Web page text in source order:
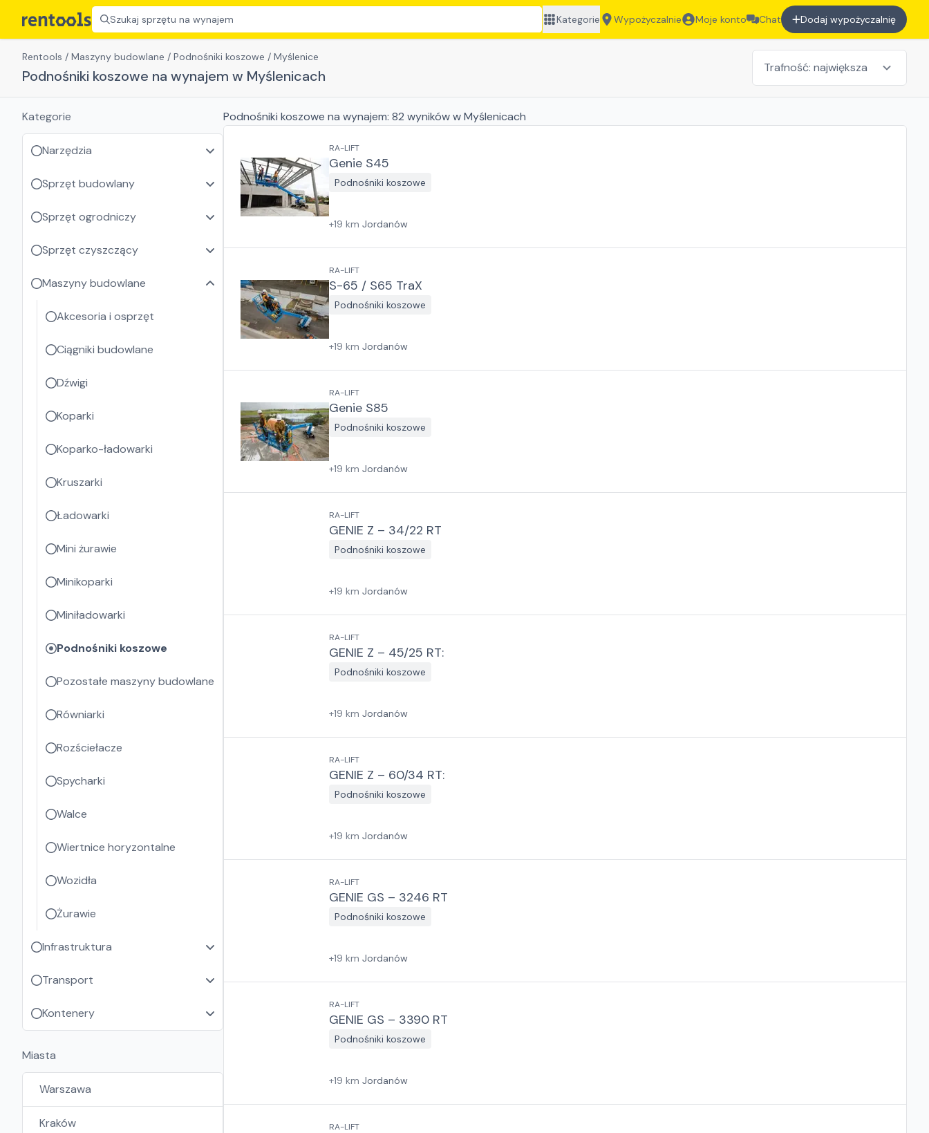
Szukaj sprzętu na wynajem Kategorie Wypożyczalnie Moje konto Chat Dodaj wypożyczalnię
Rentools / Maszyny budowlane / Podnośniki koszowe / Myślenice
Podnośniki koszowe na wynajem w Myślenicach
Podnośniki koszowe na wynajem: 82 wynikóww Myślenicach
RA-LIFT
Genie S45
Podnośniki koszowe
+19 km Jordanów
RA-LIFT
S-65 / S65 TraX
Podnośniki koszowe
+19 km Jordanów
RA-LIFT
Genie S85
Podnośniki koszowe
+19 km Jordanów
RA-LIFT
GENIE Z – 34/22 RT
Podnośniki koszowe
+19 km Jordanów
RA-LIFT
GENIE Z – 45/25 RT:
Podnośniki koszowe
+19 km Jordanów
RA-LIFT
GENIE Z – 60/34 RT:
Podnośniki koszowe
+19 km Jordanów
RA-LIFT
GENIE GS – 3246 RT
Podnośniki koszowe
+19 km Jordanów
RA-LIFT
GENIE GS – 3390 RT
Podnośniki koszowe
+19 km Jordanów
RA-LIFT
Kategorie
Narzędzia
Sprzęt budowlany
Sprzęt ogrodniczy
Sprzęt czyszczący
Maszyny budowlane
Akcesoria i osprzęt
Ciągniki budowlane
Dźwigi
Koparki
Koparko-ładowarki
Kruszarki
Ładowarki
Mini żurawie
Minikoparki
Miniładowarki
Podnośniki koszowe
Pozostałe maszyny budowlane
Równiarki
Rozściełacze
Spycharki
Walce
Wiertnice horyzontalne
Wozidła
Żurawie
Infrastruktura
Transport
Kontenery
Miasta
Warszawa
Kraków